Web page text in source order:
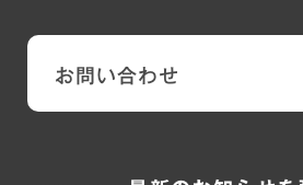
お問い合わせ